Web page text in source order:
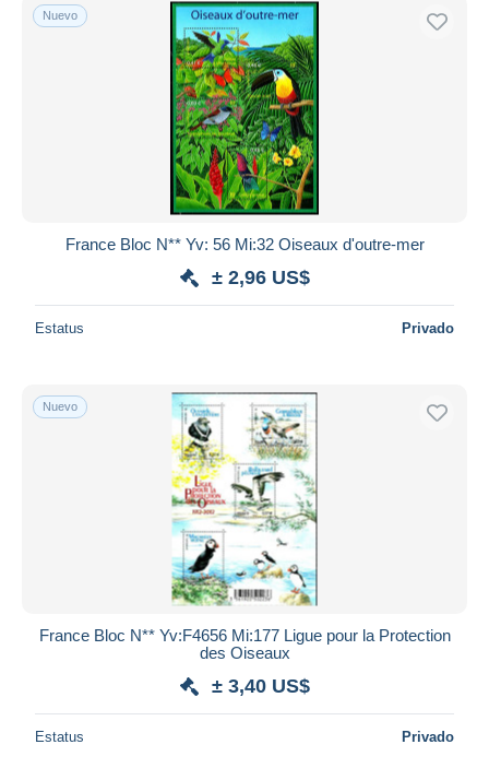
Nuevo
France Bloc N** Yv: 56 Mi:32 Oiseaux d'outre-mer
± 2,96 US$
Estatus Privado
Nuevo
France Bloc N** Yv:F4656 Mi:177 Ligue pour la Protection
des Oiseaux
± 3,40 US$
Estatus Privado